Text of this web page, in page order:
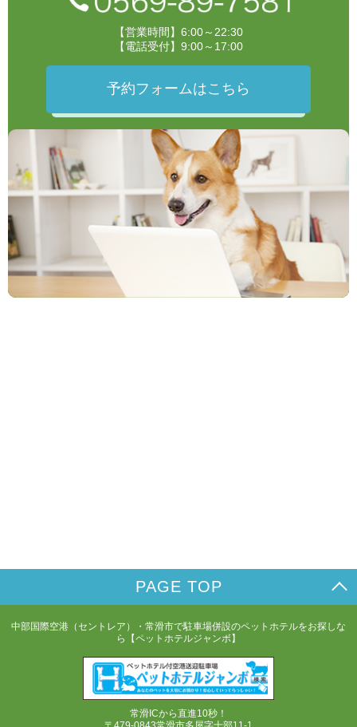
【営業時間】6:00～22:30
【電話受付】9:00～17:00
予約フォームはこちら
PAGE TOP
中部国際空港（セントレア）・常滑市で駐車場併設のペットホテルをお探しな
ら【ペットホテルジャンボ】
常滑ICから直進10秒！